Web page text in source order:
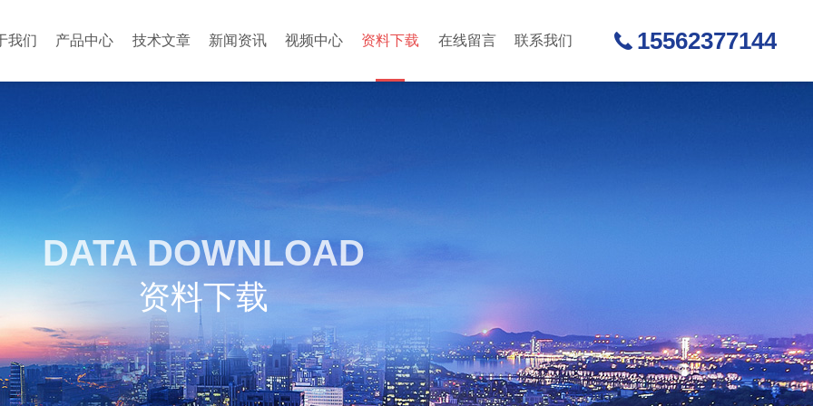
我们 产品中心 技术文章 新闻资讯 视频中心 资料下载 在线留言 联系我们 15562377144
DATA DOWNLOAD
资料下载